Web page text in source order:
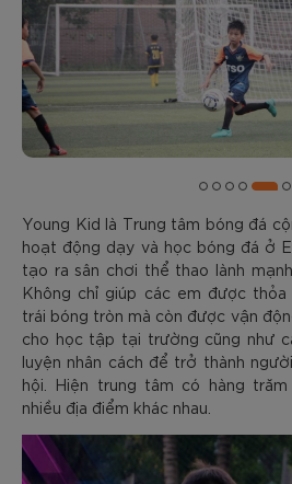
Young Kid là Trung tâm bóng đá
hoạt động dạy và học bóng đá ở
tạo ra sân chơi thể thao lành
Không chỉ giúp các em được
trái bóng tròn mà còn được vận
cho học tập tại trường cũng như
luyện nhân cách để trở thành
hội. Hiện trung tâm có hàng
nhiều địa điểm khác nhau.